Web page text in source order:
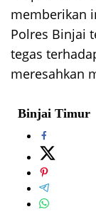
memberikan
Polres Binjai
tegas
meresahkan
Binjai Timur